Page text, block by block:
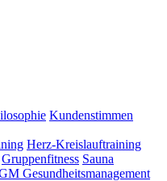
Kundenstimmen
Herz-Kreislauftraining
Gruppenfitness Sauna
Gesundheitsmanagement